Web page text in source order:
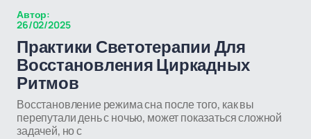
Автор:
26/02/2025
Практики Светотерапии Для
Восстановления Циркадных
Ритмов
Восстановление режима сна после того, как вы
перепутали день с ночью, может показаться сложной
задачей, но с